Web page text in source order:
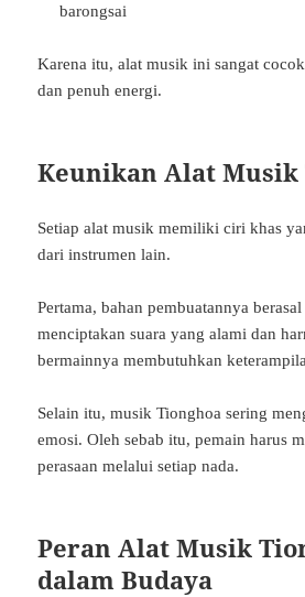
barongsai
Karena itu, alat musik ini sangat
dan penuh energi.
Keunikan Alat Musik
Setiap alat musik memiliki ciri khas
dari instrumen lain.
Pertama, bahan pembuatannya
menciptakan suara yang alami dan
bermainnya membutuhkan
Selain itu, musik Tionghoa sering
emosi. Oleh sebab itu, pemain harus
perasaan melalui setiap nada.
Peran Alat Musik
dalam Budaya